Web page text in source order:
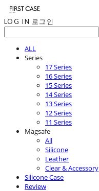
LOG IN 로그인
ALL
Series
17 Series
16 Series
15 Series
14 Series
13 Series
12 Series
11 Series
Magsafe
All
Silicone
Leather
Clear & Accessory
Silicone Case
Review